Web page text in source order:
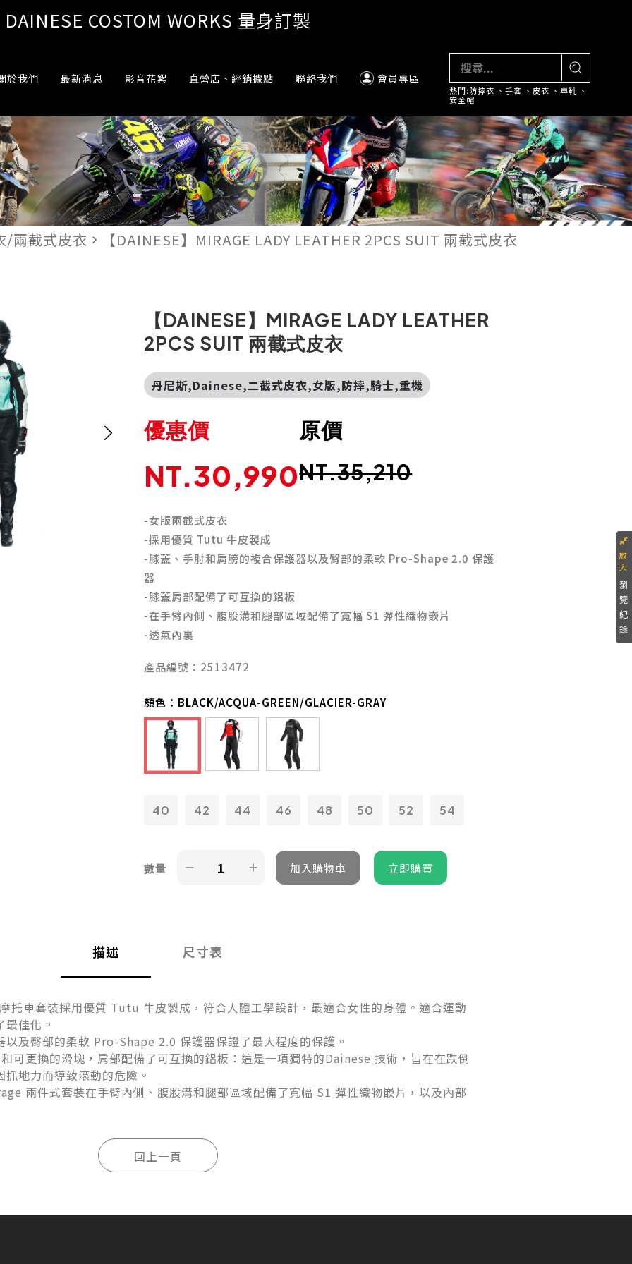
DAINESE COSTOM WORKS 量身訂製
於我們 最新消息 影音花絮 直營店、經銷據點 聯絡我們 會員專區
熱門:防摔衣 、手套 、 皮衣 、車靴 、
安全帽
/兩截式皮衣 navigate_next 【DAINESE】MIRAGE LADY LEATHER 2PCS SUIT 兩截式皮衣
【DAINESE】MIRAGE LADY LEATHER
2PCS SUIT 兩截式皮衣
丹尼斯,Dainese,二截式皮衣,女版,防摔,騎士,重機
原價
NT.35,210
優惠價
NT.30,990
-女版兩截式皮衣
-採用優質 Tutu牛皮製成
-膝蓋、手肘和肩膀的複合保護器以及臀部的柔軟 Pro-Shape 2.0 保護
器
-膝蓋肩部配備了可互換的鋁板
-在手臂內側、腹股溝和腿部區域配備了寬幅 S1彈性織物嵌片
-透氣內裏
產品編號：2513472
顏色： BLACK/ACQUA-GREEN/GLACIER-GRAY
40 42 44 46 48 50 52 54
數量
描述 尺寸表
托車套裝採用優質 Tutu 牛皮製成，符合人體工學設計，最適合女性的身體。適合運動
佳化。
以及臀部的柔軟 Pro-Shape 2.0 保護器保證了最大程度的保護。
可更換的滑塊，肩部配備了可互換的鋁板：這是一項獨特的Dainese 技術，旨在在跌倒
地力而導致滾動的危險。
兩件式套裝在手臂內側、腹股溝和腿部區域配備了寬幅 S1 彈性織物嵌片，以及內部
瀏
覽
紀
錄